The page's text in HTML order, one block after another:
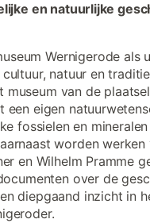
en natuurlijke
Wernigerode als
natuur en
museum van de
een eigen
fossielen en
worden werken
en Wilhelm Pramme
over de
diepgaand inzicht in